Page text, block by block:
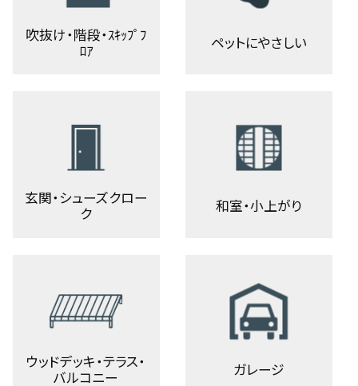
吹抜け・階段・ｽｷｯﾌﾟﾌ
ﾛｱ
ペットにやさしい
玄関・シューズクロー
ク
和室・小上がり
ウッドデッキ・テラス・
バルコニー
ガレージ